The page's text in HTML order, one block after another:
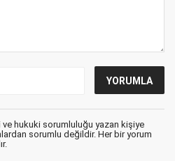
ve hukuki sorumluluğu yazan kişiye
sorumlu değildir. Her bir yorum